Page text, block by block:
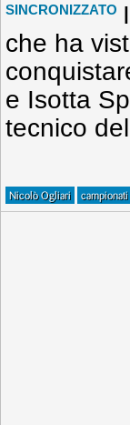
SINCRONIZZATO
che ha
e Isotta
tecnico
Nicolò Ogliari